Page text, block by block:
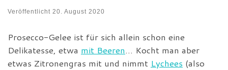
Veröffentlicht 20. August 2020
Prosecco-Gelee ist für sich allein schon eine
Delikatesse, etwa mit Beeren… Kocht man aber
etwas Zitronengras mit und nimmt Lychees (also